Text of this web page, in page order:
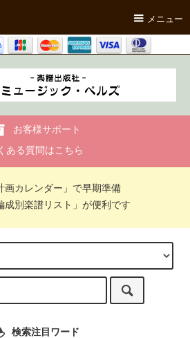
メニュー
お客様サポート
ある質問はこちら
画カレンダー」で早期準備
成別楽譜リスト」が便利です
検索注目ワード